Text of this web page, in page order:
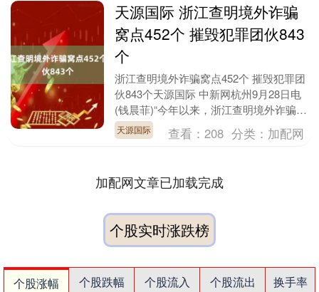
天源国际 浙江查明境外诈骗
窝点452个 摧毁犯罪团伙843
个
浙江查明境外诈骗窝点452个 摧毁犯罪团
伙843个天源国际 中新网杭州9月28日电
(钱晨菲)“今年以来，浙江查明境外诈骗窝
点452个，摧毁犯罪团伙843个，铲....
天源国际 查看：208 分类： 加配网
加配网文章已加载完成
个股实时涨跌榜
个股涨幅 个股跌幅 个股流入 个股流出
换手率